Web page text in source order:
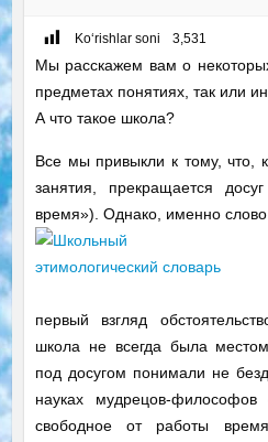
Ko‘rishlar soni 3,531
Мы расскажем вам о
предметах понятиях, так или
А что такое школа?
Все мы привыкли к тому, что,
занятия, прекращается
время»). Однако, именно слово
первый взгляд
школа не всегда была
под досугом понимали не
науках мудрецов-
свободное от работы